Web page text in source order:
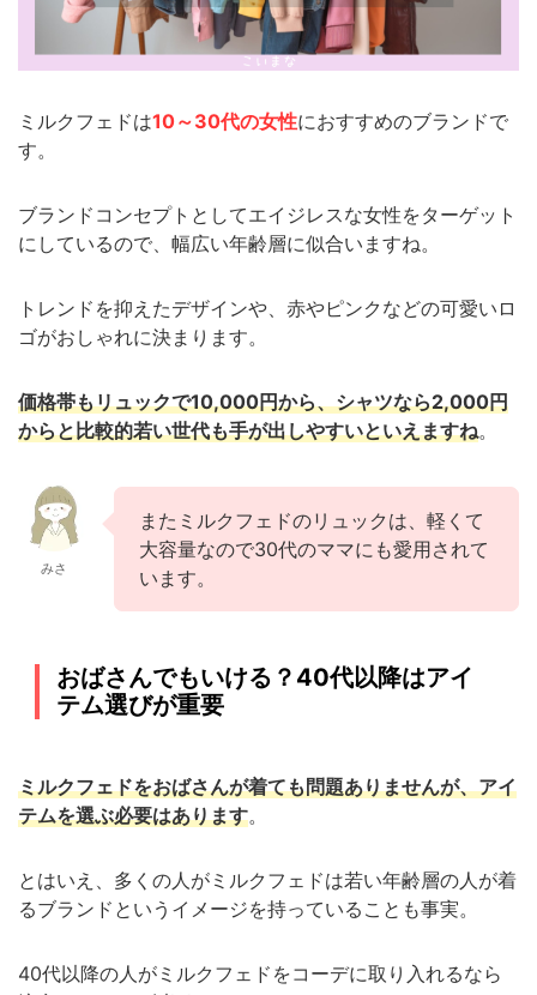
ミルクフェドは10～30代の女性におすすめのブランドで
す。
ブランドコンセプトとしてエイジレスな女性をターゲット
にしているので、幅広い年齢層に似合いますね。
トレンドを抑えたデザインや、赤やピンクなどの可愛いロ
ゴがおしゃれに決まります。
価格帯もリュックで10,000円から、シャツなら2,000円
からと比較的若い世代も手が出しやすいといえますね。
みさ
またミルクフェドのリュックは、軽くて
大容量なので30代のママにも愛用されて
います。
おばさんでもいける？40代以降はアイ
テム選びが重要
ミルクフェドをおばさんが着ても問題ありませんが、アイ
テムを選ぶ必要はあります。
とはいえ、多くの人がミルクフェドは若い年齢層の人が着
るブランドというイメージを持っていることも事実。
40代以降の人がミルクフェドをコーデに取り入れるなら